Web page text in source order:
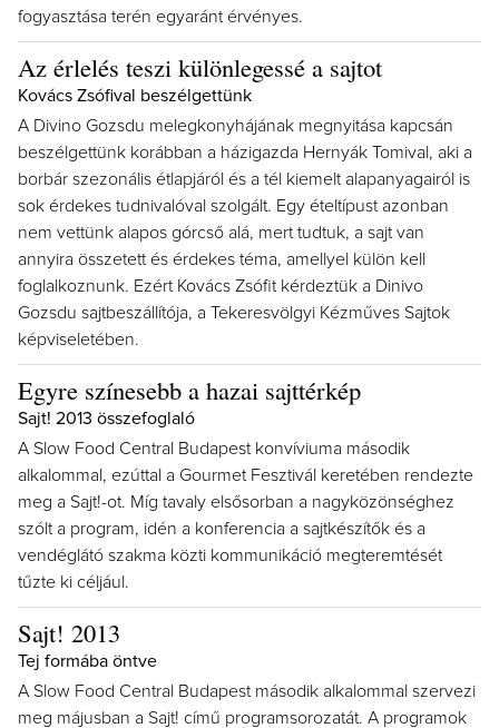
fogyasztása terén egyaránt érvényes.
Az érlelés teszi különlegessé a sajtot
Kovács Zsófival beszélgettünk
A Divino Gozsdu melegkonyhájának megnyitása kapcsán
beszélgettünk korábban a házigazda Hernyák Tomival, aki a
borbár szezonális étlapjáról és a tél kiemelt alapanyagairól is
sok érdekes tudnivalóval szolgált. Egy ételtípust azonban
nem vettünk alapos górcső alá, mert tudtuk, a sajt van
annyira összetett és érdekes téma, amellyel külön kell
foglalkoznunk. Ezért Kovács Zsófit kérdeztük a Dinivo
Gozsdu sajtbeszállítója, a Tekeresvölgyi Kézműves Sajtok
képviseletében.
Egyre színesebb a hazai sajttérkép
Sajt! 2013 összefoglaló
A Slow Food Central Budapest konvíviuma második
alkalommal, ezúttal a Gourmet Fesztivál keretében rendezte
meg a Sajt!-ot. Míg tavaly elsősorban a nagyközönséghez
szólt a program, idén a konferencia a sajtkészítők és a
vendéglátó szakma közti kommunikáció megteremtését
tűzte ki céljául.
Sajt! 2013
Tej formába öntve
A Slow Food Central Budapest második alkalommal szervezi
meg májusban a Sajt! című programsorozatát. A programok